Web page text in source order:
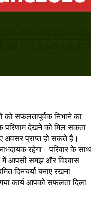
को सफलतापूर्वक निभाने का
परिणाम देखने को मिल सकता
अवसर प्राप्त हो सकते हैं।
रहेगा। परिवार के साथ
में आपसी समझ और विश्वास
दिनचर्या बनाए रखना
कार्य आपको सफलता दिला